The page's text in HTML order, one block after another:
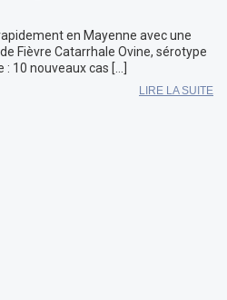
en Mayenne avec une
Fièvre Catarrhale Ovine, sérotype
10 nouveaux cas […]
LIRE LA SUITE